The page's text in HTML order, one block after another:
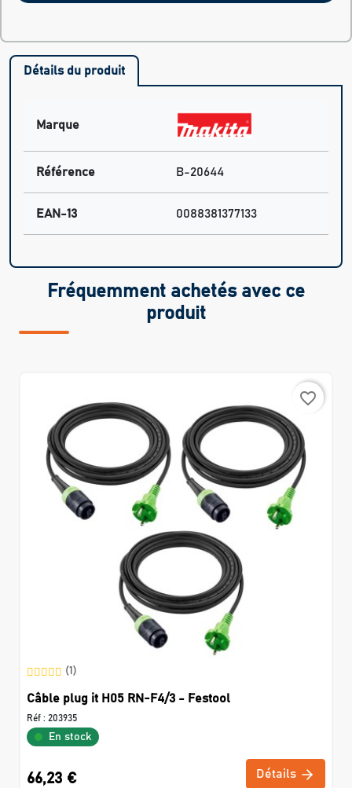
Détails du produit
Marque
Référence B-20644
EAN-13 0088381377133
Fréquemment achetés avec ce
produit
favorite_border
(1)
Câble plug it H05 RN-F4/3 - Festool
Réf : 203935
En stock
66,23 € Détails